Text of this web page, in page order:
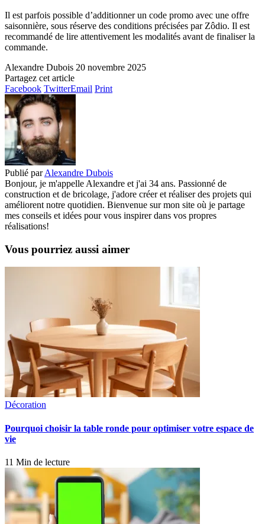
Il est parfois possible d’additionner un code promo avec une offre
saisonnière, sous réserve des conditions précisées par Zôdio. Il est
recommandé de lire attentivement les modalités avant de finaliser la
commande.
Alexandre Dubois 20 novembre 2025
Partagez cet article
Facebook TwitterEmail Print
Publié par Alexandre Dubois
Bonjour, je m'appelle Alexandre et j'ai 34 ans. Passionné de
construction et de bricolage, j'adore créer et réaliser des projets qui
améliorent notre quotidien. Bienvenue sur mon site où je partage
mes conseils et idées pour vous inspirer dans vos propres
réalisations!
Vous pourriez aussi aimer
Décoration
Pourquoi choisir la table ronde pour optimiser votre espace de
vie
11 Min de lecture